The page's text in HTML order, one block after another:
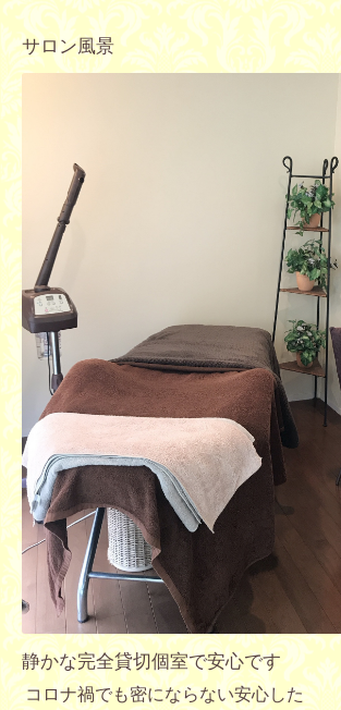
サロン風景
静かな完全貸切個室で安心です
コロナ禍でも密にならない安心した